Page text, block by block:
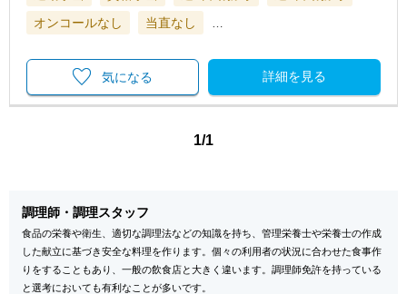
オンコールなし
当直なし
詳細を見る
気になる
1/1
調理師・調理スタッフ
食品の栄養や衛生、適切な調理法などの知識を持ち、管理栄養士や栄養士の作成
した献立に基づき安全な料理を作ります。個々の利用者の状況に合わせた食事作
りをすることもあり、一般の飲食店と大きく違います。調理師免許を持っている
と選考においても有利なことが多いです。